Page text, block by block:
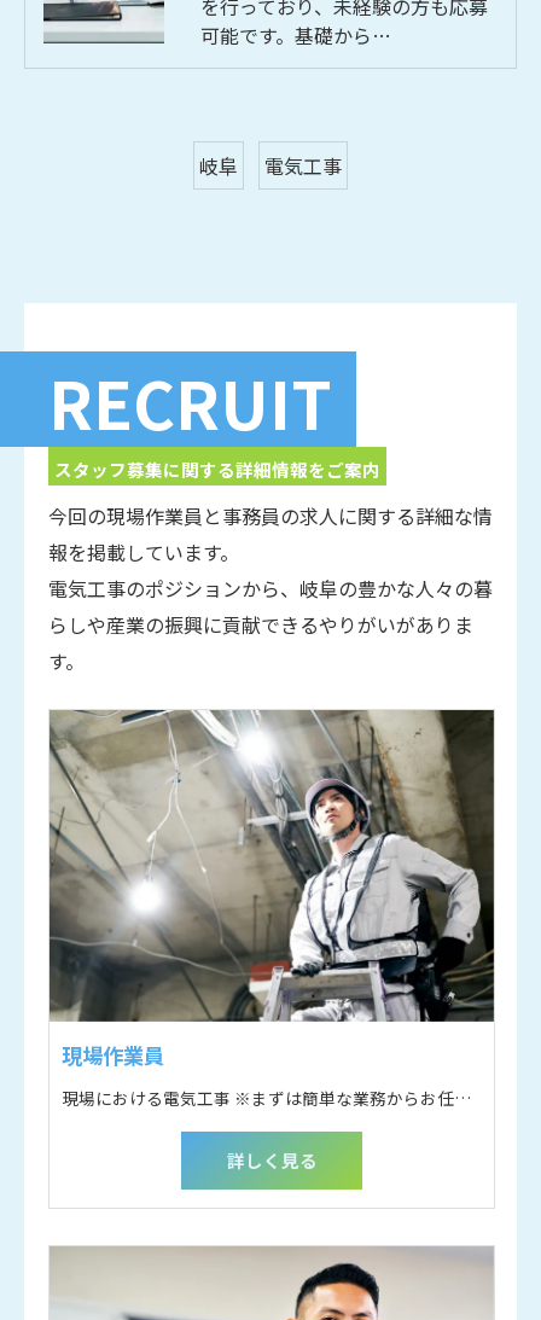
を行っており、未経験の方も応募
可能です。基礎から…
岐阜 電気工事
スタッフ募集に関する詳細情報をご案内
RECRUIT
今回の現場作業員と事務員の求人に関する詳細な情
報を掲載しています。
電気工事のポジションから、岐阜の豊かな人々の暮
らしや産業の振興に貢献できるやりがいがありま
す。
現場作業員
現場における電気工事 ※まずは簡単な業務からお任せします。
詳しく見る